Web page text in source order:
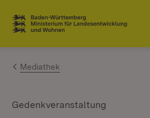
Zum Inhalt springen
Link zur Startseite
Mediathek
Gedenkveranstaltung